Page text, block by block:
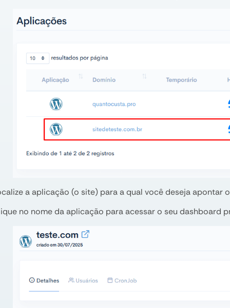
a aplicação (o site) para a qual você deseja apontar o
no nome da aplicação para acessar o seu dashboard